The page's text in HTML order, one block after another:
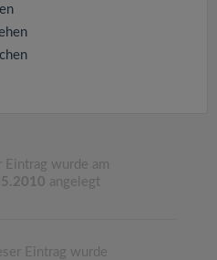
Eintrag wurde am
angelegt
Eintrag wurde